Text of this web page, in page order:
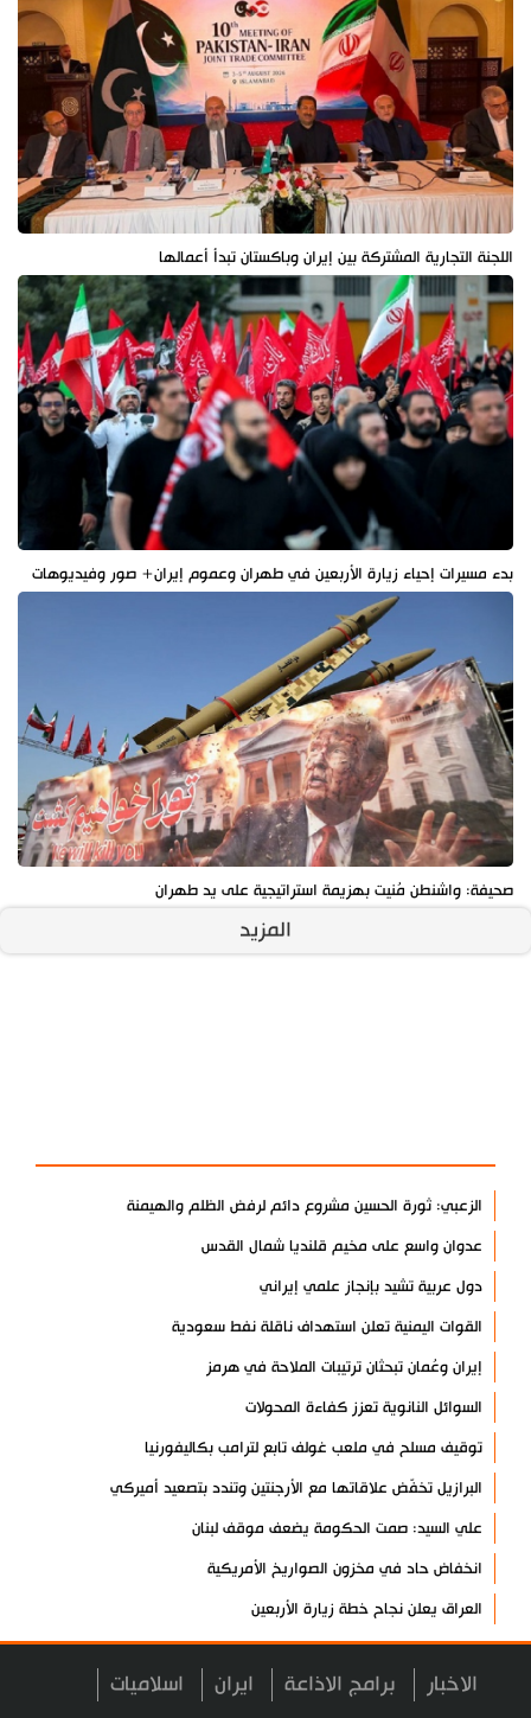
اللجنة التجارية المشتركة بين إيران وباكستان تبدأ أعمالها
بدء مسيرات إحياء زيارة الأربعين في طهران وعموم إيران+ صور وفيديوهات
صحيفة: واشنطن مُنيت بهزيمة استراتيجية على يد طهران
المزيد
الزعبي: ثورة الحسين مشروع دائم لرفض الظلم والهيمنة
عدوان واسع على مخيم قلنديا شمال القدس
دول عربية تشيد بإنجاز علمي إيراني
القوات اليمنية تعلن استهداف ناقلة نفط سعودية
إيران وعُمان تبحثان ترتيبات الملاحة في هرمز
السوائل النانوية تعزز كفاءة المحولات
توقيف مسلح في ملعب غولف تابع لترامب بكاليفورنيا
البرازيل تخفّض علاقاتها مع الأرجنتين وتندد بتصعيد أميركي
علي السيد: صمت الحكومة يضعف موقف لبنان
انخفاض حاد في مخزون الصواريخ الأمريكية
العراق يعلن نجاح خطة زيارة الأربعين
رضائي: إيران جاهزة للدفاع عن سيادتها
رئيس بلدية طهران يلتقي مع متولي العتبة الحسينية ومحافظ كربلاء
الاخبار برامج الاذاعة ايران اسلاميات